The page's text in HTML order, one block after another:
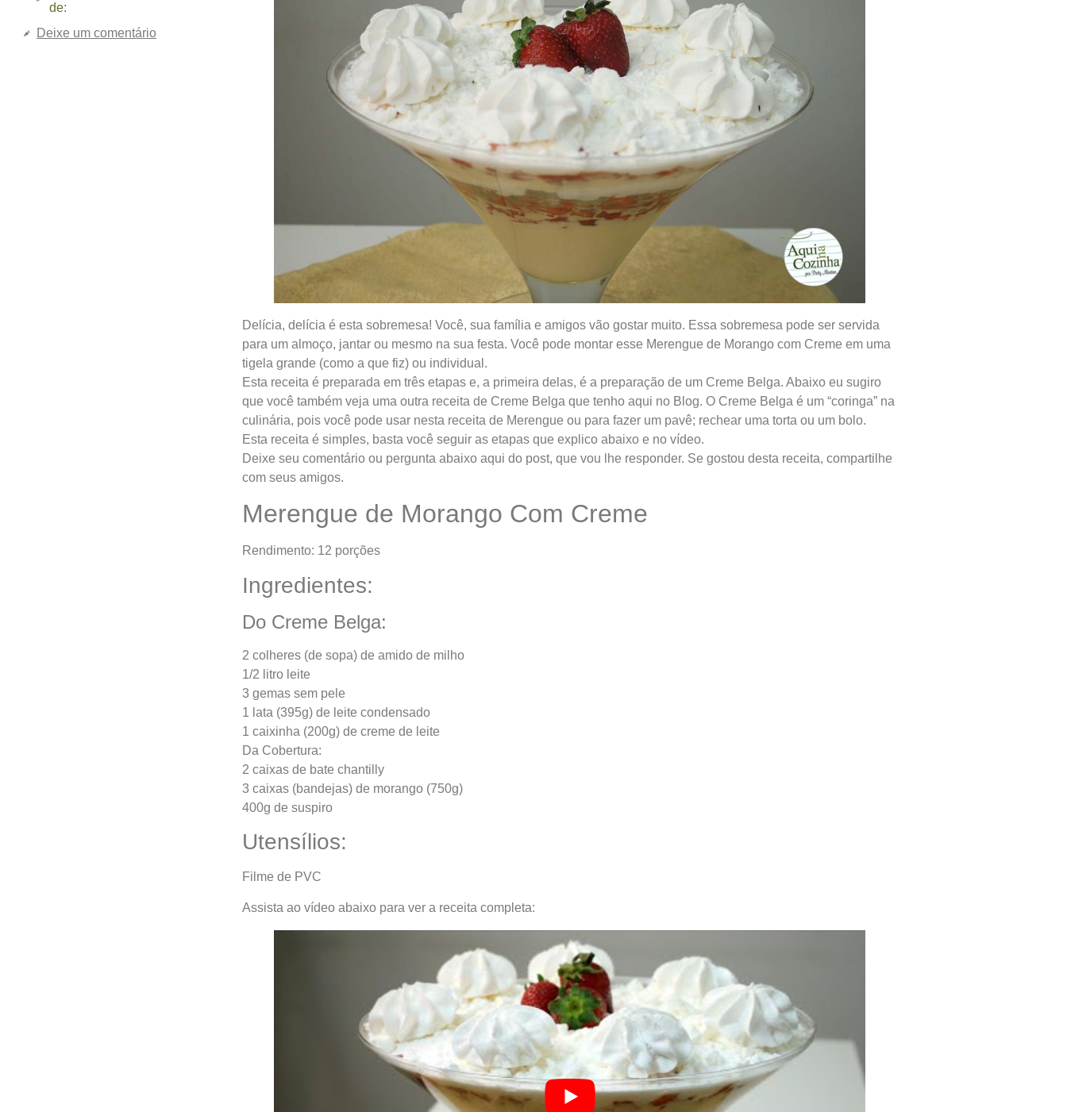
de:
Deixe um comentário
Delícia, delícia é esta sobremesa! Você, sua família e amigos vão gostar muito. Essa sobremesa pode ser servida
para um almoço, jantar ou mesmo na sua festa. Você pode montar esse Merengue de Morango com Creme em uma
tigela grande (como a que fiz) ou individual.
Esta receita é preparada em três etapas e, a primeira delas, é a preparação de um Creme Belga. Abaixo eu sugiro
que você também veja uma outra receita de Creme Belga que tenho aqui no Blog. O Creme Belga é um “coringa” na
culinária, pois você pode usar nesta receita de Merengue ou para fazer um pavê; rechear uma torta ou um bolo.
Esta receita é simples, basta você seguir as etapas que explico abaixo e no vídeo.
Deixe seu comentário ou pergunta abaixo aqui do post, que vou lhe responder. Se gostou desta receita, compartilhe
com seus amigos.
Merengue de Morango Com Creme
Rendimento: 12 porções
Ingredientes:
Do Creme Belga:
2 colheres (de sopa) de amido de milho
1/2 litro leite
3 gemas sem pele
1 lata (395g) de leite condensado
1 caixinha (200g) de creme de leite
Da Cobertura:
2 caixas de bate chantilly
3 caixas (bandejas) de morango (750g)
400g de suspiro
Utensílios:
Filme de PVC
Assista ao vídeo abaixo para ver a receita completa: